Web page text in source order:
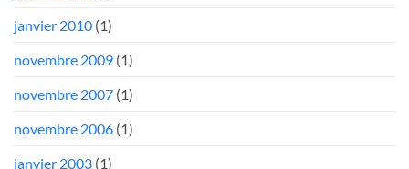
janvier 2010 (1)
novembre 2009 (1)
novembre 2007 (1)
novembre 2006 (1)
janvier 2003 (1)